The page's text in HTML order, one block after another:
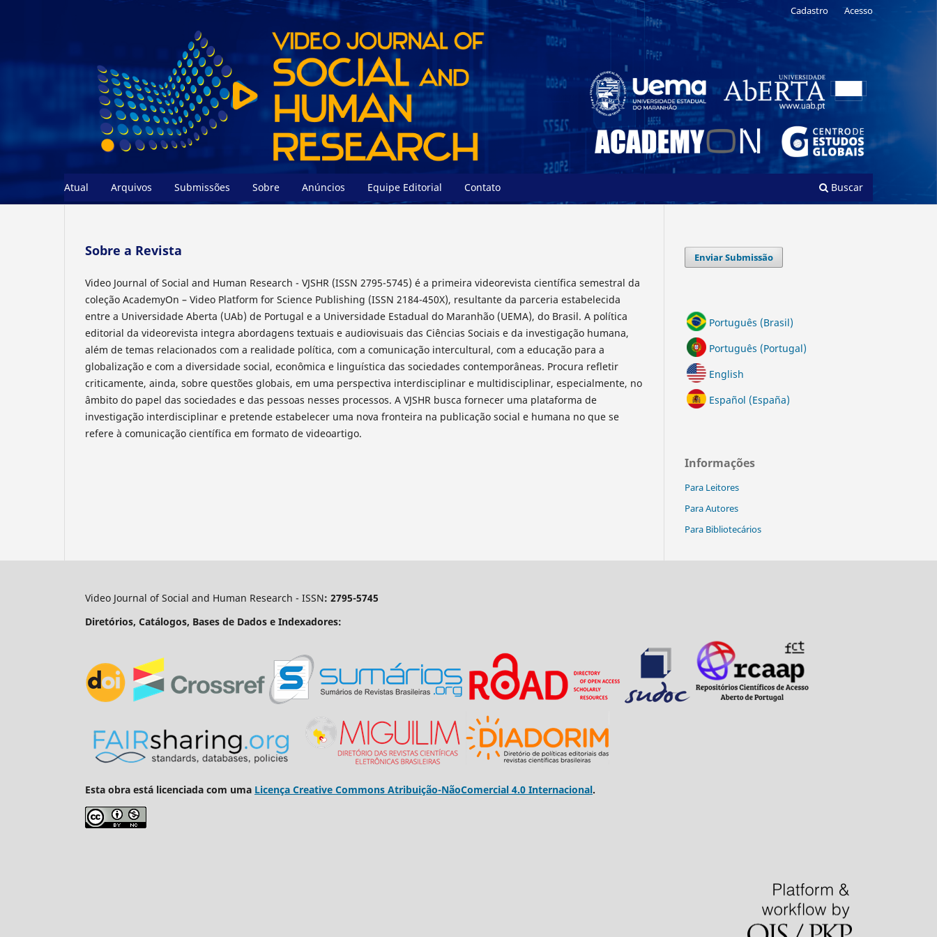
Atual Arquivos Submissões Sobre Anúncios Equipe Editorial Contato Buscar
Cadastro Acesso
Sobre a Revista
Video Journal of Social and Human Research - VJSHR (ISSN 2795-5745) é a primeira videorevista científica semestral da
coleção AcademyOn – Video Platform for Science Publishing (ISSN 2184-450X), resultante da parceria estabelecida
entre a Universidade Aberta (UAb) de Portugal e a Universidade Estadual do Maranhão (UEMA), do Brasil. A política
editorial da videorevista integra abordagens textuais e audiovisuais das Ciências Sociais e da investigação humana,
além de temas relacionados com a realidade política, com a comunicação intercultural, com a educação para a
globalização e com a diversidade social, econômica e linguística das sociedades contemporâneas. Procura refletir
criticamente, ainda, sobre questões globais, em uma perspectiva interdisciplinar e multidisciplinar, especialmente, no
âmbito do papel das sociedades e das pessoas nesses processos. A VJSHR busca fornecer uma plataforma de
investigação interdisciplinar e pretende estabelecer uma nova fronteira na publicação social e humana no que se
refere à comunicação científica em formato de videoartigo.
Enviar Submissão
Português (Brasil)
Português (Portugal)
English
Español (España)
Informações
Para Leitores
Para Autores
Para Bibliotecários
Video Journal of Social and Human Research - ISSN: 2795-5745
Diretórios, Catálogos, Bases de Dados e Indexadores:
Esta obra está licenciada com uma Licença Creative Commons Atribuição-NãoComercial 4.0 Internacional.